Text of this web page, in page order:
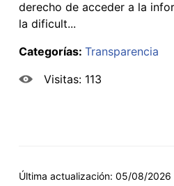
derecho de acceder a la
la dificult...
Categorías: Transparencia
Visitas: 113
Última actualización: 05/08/2026